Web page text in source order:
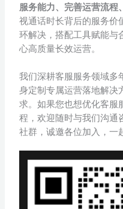
服务能力、完善运营流程
视通话时长背后的服务价
环解决，搭配工具赋能与
心高质量长效运营。
我们深耕客服服务领域多
身定制专属运营落地解决
求。如果您也想优化客服
程，欢迎随时与我们沟通
社群，诚邀各位加入，一